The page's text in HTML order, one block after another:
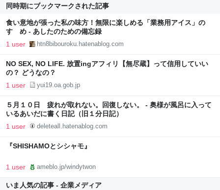
同時期にブックマークされた記事
食い意地が張った私の味方！無限に楽しめる「業務用アイス」の
すゝめ - あしたのための備忘録
1 user htn8bibouroku.hatenablog.com
NO SEX, NO LIFE. 放置ingアフィリ【無尽蔵】って信用していい
の？ どうなの？
1 user yui19.oa.gob.jp
５月１０日 疲れが取れない。回復しない。 - 奥様が風呂に入って
いるあいだに書く日記（旧１分日記）
1 user deleteall.hatenablog.com
『SHISHAMOとシシャモ』
1 user ameblo.jp/windytwon
いま人気の記事 - 企業メディア